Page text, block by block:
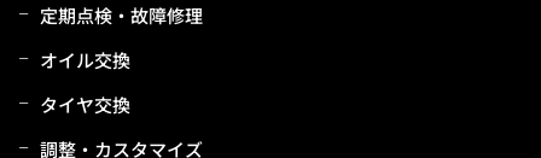
定期点検・故障修理
オイル交換
タイヤ交換
調整・カスタマイズ